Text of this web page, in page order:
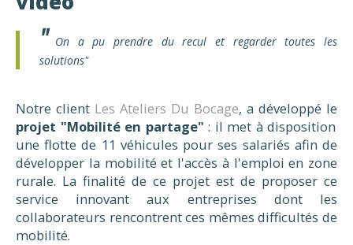
On a pu prendre du recul et regarder toutes les
solutions"
Notre client Les Ateliers Du Bocage, a développé le
projet "Mobilité en partage" : il met à disposition
une flotte de 11 véhicules pour ses salariés afin de
développer la mobilité et l'accès à l'emploi en zone
rurale. La finalité de ce projet est de proposer ce
service innovant aux entreprises dont les
collaborateurs rencontrent ces mêmes difficultés de
mobilité.